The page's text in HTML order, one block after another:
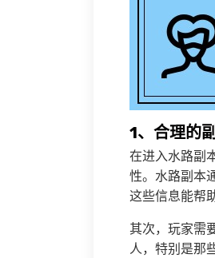
1、合理的
在进入水路副
性。水路副本
这些信息能帮
其次，玩家需
人，特别是那